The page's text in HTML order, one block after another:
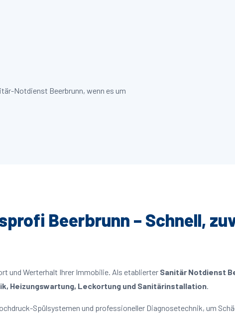
Notdienst Beerbrunn, wenn es um
Beerbrunn – Schnell,
und Werterhalt Ihrer Immobilie. Als etablierter Sanitär Notdienst
Heizungswartung, Leckortung und Sanitärinstallation.
Spülsystemen und professioneller Diagnosetechnik, um